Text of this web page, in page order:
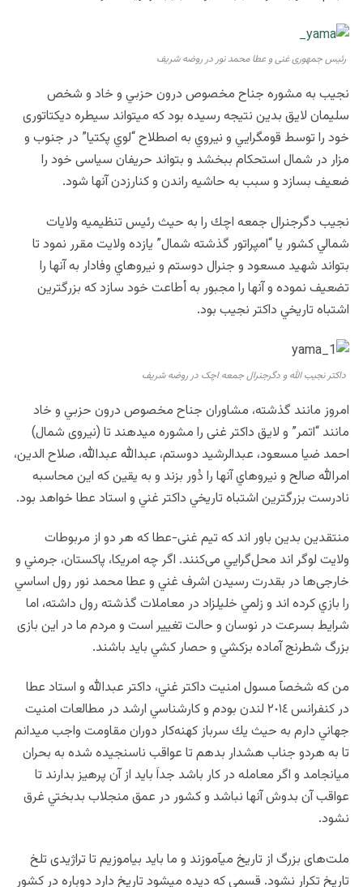
رئیس جمهوری غنی و عطا محمد نور در روضه شریف
نجيب به مشوره جناح مخصوص درون حزبي و خاد و شخص
سليمان لايق بدين نتيجه رسيده بود كه ميتواند سيطره ديكتاتوری
خود را توسط قومگرايي و نيروي به اصطلاح “لوي پكتيا” در جنوب و
مزار در شمال استحكام ببخشد و بتواند حريفان سياسی خود را
ضعيف بسازد و سبب به حاشيه راندن و كنارزدن آنها شود.
نجيب دگرجنرال جمعه اچك را به حيث رئيس تنظيميه ولايات
شمالي كشور يا “امپراتور گذشته شمال” يازده ولايت مقرر نمود تا
بتواند شهيد مسعود و جنرال دوستم و نيروهاي وفادار به آنها را
تضعيف نموده و آنها را مجبور به أطاعت خود سازد كه بزرگترين
اشتباه تاريخي داكتر نجيب بود.
داکتر نجیب الله و دگرجنرال جمعه اچک در روضه شریف
امروز مانند گذشته، مشاوران جناح مخصوص درون حزبي و خاد
مانند “اتمر” و لايق داكتر غنی را مشوره ميدهند تا (نيروی شمال)
احمد ضيا مسعود، عبدالرشيد دوستم، عبدالله عبدالله، صلاح الدين،
امرالله صالح و نيروهاي آنها را دُور بزند و به يقين كه اين محاسبه
نادرست بزرگترين اشتباه تاريخي داكتر غني و استاد عطا خواهد بود.
منتقدين بدين باور اند كه تيم غنی-عطا كه هر دو از مربوطات
ولايت لوگر اند محل‌گرايي می‌کنند. اگر چه امريكا، پاكستان، جرمني و
خارجی‌ها در بقدرت رسيدن اشرف غني و عطا محمد نور رول اساسي
را بازي كرده اند و زلمي خليلزاد در معاملات گذشته رول داشته، اما
شرايط بسرعت در نوسان و حالت تغيیر است و مردم ما در اين بازی
بزرگ شطرنج آماده بزكشي و حصار كشي بايد باشند.
من كه شخصآ مسول امنيت داكتر غني، داكتر عبدالله و استاد عطا
در كنفرانس ٢٠١٤ لندن بودم و كارشناسي ارشد در مطالعات امنيت
جهاني دارم به حيث يك سرباز كهنه‌كار دوران مقاومت واجب ميدانم
تا به هردو جناب هشدار بدهم تا عواقب ناسنجيده شده به بحران
ميانجامد و اگر معامله در كار باشد جداَ بايد از آن پرهيز بدارند تا
عواقب آن بدوش آنها نباشد و كشور در عمق منجلاب بدبختي غرق
نشود.
ملت‌های بزرگ از تاريخ ميآموزند و ما بايد بياموزيم تا تراژيدی تلخ
تاريخ تكرار نشود. قسمي كه ديده ميشود تاريخ دارد دوباره در كشور